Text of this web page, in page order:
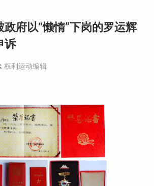
政府以“懒惰”下岗的罗运辉
诉
权利运动编辑